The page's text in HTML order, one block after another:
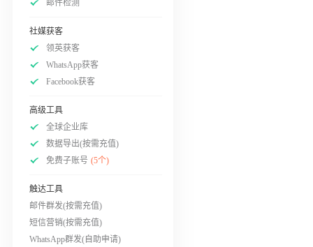
邮件检测
社媒获客
领英获客
WhatsApp获客
Facebook获客
高级工具
全球企业库
数据导出(按需充值)
免费子账号 (5个)
触达工具
邮件群发(按需充值)
短信营销(按需充值)
WhatsApp群发(自助申请)